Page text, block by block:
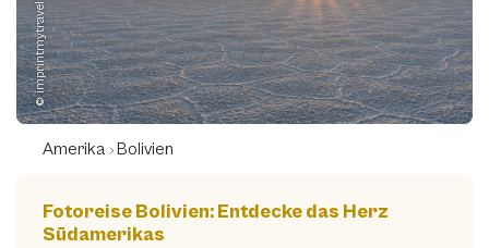
© imprintmytravel
Amerika Bolivien
Fotoreise Bolivien: Entdecke das Herz
Südamerikas